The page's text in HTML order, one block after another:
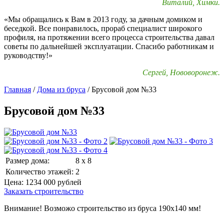
Виталий, Химки.
«Мы обращались к Вам в 2013 году, за дачным домиком и
беседкой. Все понравилось, прораб специалист широкого
профиля, на протяжении всего процесса строительства давал
советы по дальнейшей эксплуатации. Спасибо работникам и
руководству!»
Сергей, Нововоронеж.
Главная / Дома из бруса /Брусовой дом №33
Брусовой дом №33
Размер дома:
8 x 8
Количество этажей: 2
Цена: 1234 000 рублей
Заказать строительство
Внимание! Возможо строительство из бруса 190х140 мм!